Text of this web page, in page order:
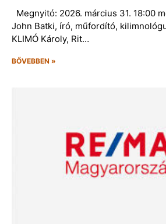
Megnyitó: 2026. március 31. 18:00
John Batki, író, műfordító,
KLIMÓ Károly, Rit…
BŐVEBBEN »